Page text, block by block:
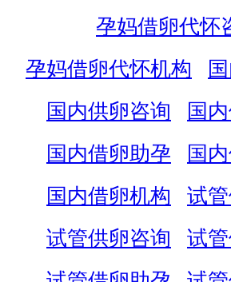
孕妈借卵代怀
孕妈借卵代怀机构
国内供卵咨询
国
国内借卵助孕
国
国内借卵机构
试
试管供卵咨询
试